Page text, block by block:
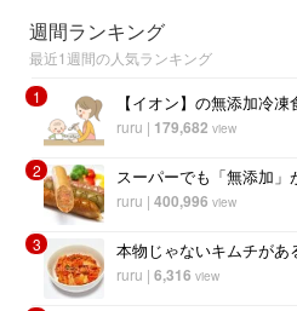
週間ランキング
最近1週間の人気ランキング
1
【イオン】の無添加冷凍
ruru | 179,682 view
2 スーパーでも「無添加」
ruru | 400,996 view
3 本物じゃないキムチがあ
ruru | 6,316 view